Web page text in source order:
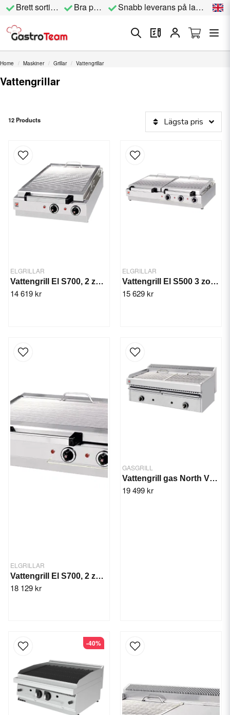
Brett sortiment Bra priser Snabb leverans på lagervara
Home Maskiner Grillar Vattengrillar
Vattengrillar
12 Products Lägsta pris
ELGRILLAR
Vattengrill El S700, 2 zon, 8,1 kW
14 619 kr
ELGRILLAR
Vattengrill El S500 3 zon, 10,0 kW
15 629 kr
ELGRILLAR
Vattengrill El S700, 2 zon, 11,1 kW
18 129 kr
GASGRILL
Vattengrill gas North V20, 2-zon 18 kW
19 499 kr
-40%